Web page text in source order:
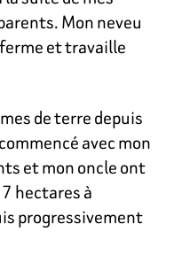
Mon neveu
et travaille
de terre depuis
avec mon
et mon oncle ont
hectares à
progressivement